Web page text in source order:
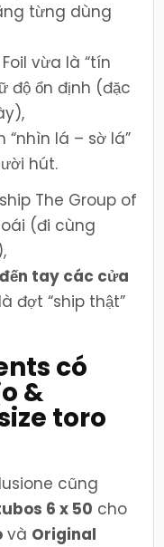
từng dùng
vừa là “tín
độ ổn định (đặc
lá – sờ lá”
hút.
The Group of
(đi cùng
tay các cửa
đợt “ship thật”
có
&
toro
cũng
6 x 50 cho
và Original